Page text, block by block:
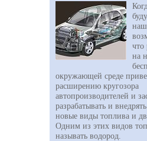
что
на
окружающей среде
расширению кругозора
автопроизводителей и
разрабатывать и
новые виды топлива и
Одним из этих видов
называть водород.